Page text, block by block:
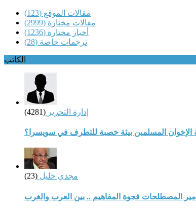
مقالات الموقع (123)
مقالات مختارة (2999)
أخبار مختارة (1236)
ترجمات خاصة (28)
الكاتب
إدارة التحرير (4281)
الإخوان المسلمين بيئة خصبة للتطرف في سويسرا؟
مجدي خليل (23)
المصطلحات فجوة المفاهيم .. بين العرب والغرب